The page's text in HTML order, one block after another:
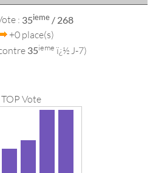
: 35ieme/ 268
+0 place(s)
35ieme ï¿½ J-7)
TOP Vote